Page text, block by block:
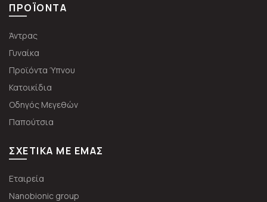
ΠΡΟΪΌΝΤΑ
Άντρας
Γυναίκα
Προϊόντα Ύπνου
Κατοικίδια
Οδηγός Μεγεθών
Παπούτσια
ΣΧΕΤΙΚΆ ΜΕ ΕΜΆΣ
Εταιρεία
Nanobionic group